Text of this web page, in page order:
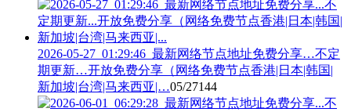
2026-05-27_01:29:46_最新网络节点地址免费分享…不定
期更新…开放免费分享（网络免费节点香港|日本|韩国|
新加坡|台湾|马来西亚|…05/27144